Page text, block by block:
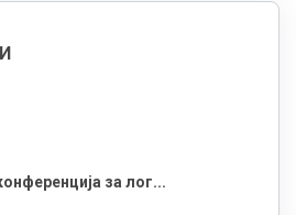
за лог...